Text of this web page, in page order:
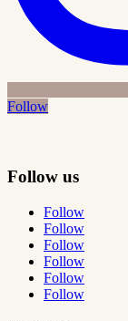
Follow
Follow us
Follow
Follow
Follow
Follow
Follow
Follow